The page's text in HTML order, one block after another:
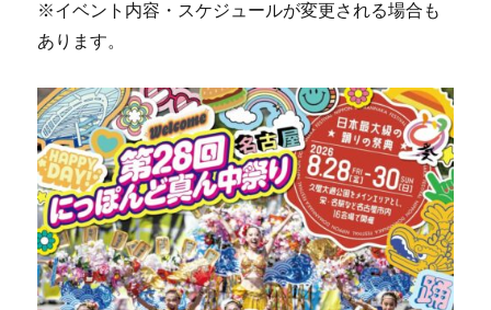
※イベント内容・スケジュールが変更される場合も
あります。